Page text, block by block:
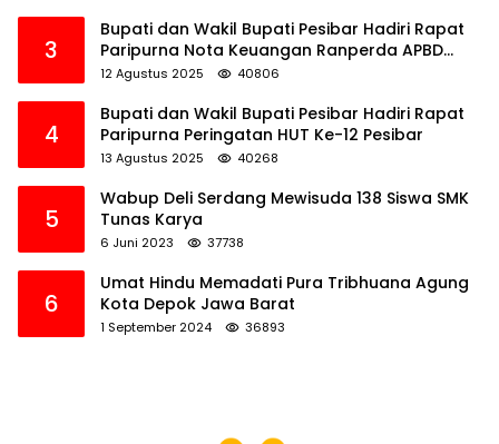
3
Bupati dan Wakil Bupati Pesibar Hadiri Rapat
Paripurna Nota Keuangan Ranperda APBD
Perubahan TA 2025
12 Agustus 2025 40806
4
Bupati dan Wakil Bupati Pesibar Hadiri Rapat
Paripurna Peringatan HUT Ke-12 Pesibar
13 Agustus 2025 40268
5
Wabup Deli Serdang Mewisuda 138 Siswa SMK
Tunas Karya
6 Juni 2023 37738
6
Umat Hindu Memadati Pura Tribhuana Agung
Kota Depok Jawa Barat
1 September 2024 36893